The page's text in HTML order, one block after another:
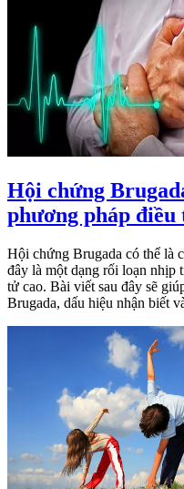
Hội chứng
phương pháp
Hội chứng Brugada có thể là
đây là một dạng rối loạn nhịp
tử cao. Bài viết sau đây sẽ
Brugada, dấu hiệu nhận biết